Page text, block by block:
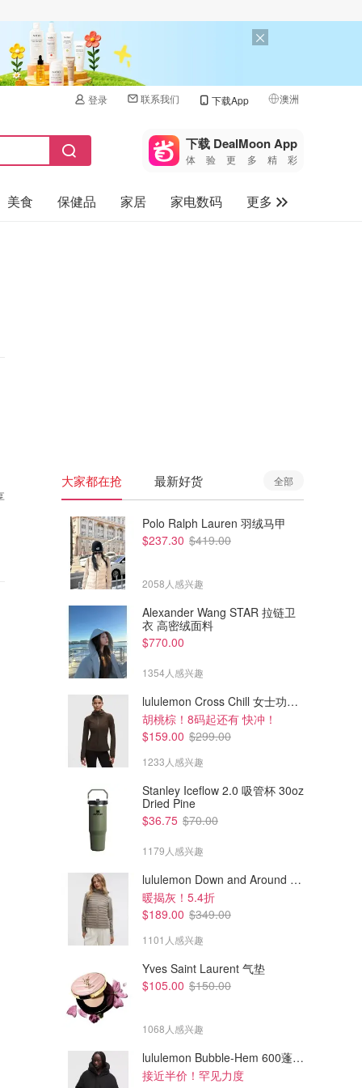
登录 联系我们 下载App 澳洲
🇺🇸
🇨🇳 中国
🇨🇦加拿大
下载 DealMoon App
体验更多精彩
美食 保健品 家居 家电数码
更多
大家都在抢 最新好货 全部
Polo Ralph Lauren 羽绒马甲
$237.30 $419.00
2058人感兴趣
Alexander Wang STAR 拉链卫
衣 高密绒面料
$770.00
1354人感兴趣
lululemon Cross Chill 女士功能夹克
胡桃棕！8码起还有 快冲！
$159.00 $299.00
1233人感兴趣
Stanley Iceflow 2.0 吸管杯 30oz
Dried Pine
$36.75 $70.00
1179人感兴趣
lululemon Down and Around 羽绒夹克
暖揭灰！5.4折
$189.00 $349.00
1101人感兴趣
Yves Saint Laurent 气垫
$105.00 $150.00
1068人感兴趣
lululemon Bubble-Hem 600蓬松羽绒夹克
接近半价！罕见力度